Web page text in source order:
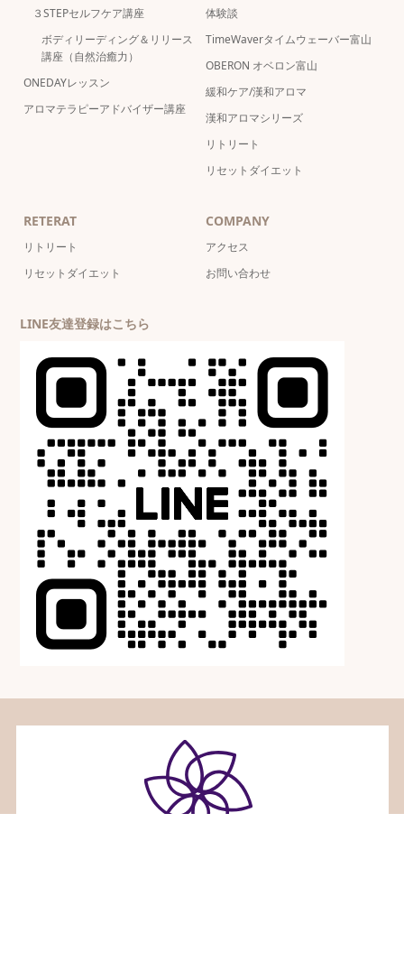
３STEPセルフケア講座
ボディリーディング＆リリース
講座（自然治癒力）
ONEDAYレッスン
アロマテラピーアドバイザー講座
体験談
TimeWaverタイムウェーバー富山
OBERON オベロン富山
緩和ケア/漢和アロマ
漢和アロマシリーズ
リトリート
リセットダイエット
RETERAT
リトリート
リセットダイエット
COMPANY
アクセス
お問い合わせ
LINE友達登録はこちら